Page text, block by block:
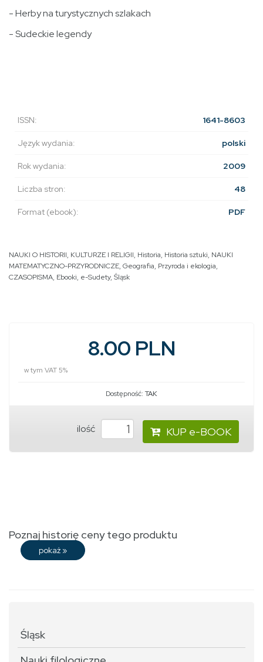
- Herby na turystycznych szlakach
- Sudeckie legendy
ISSN: 1641-8603
Język wydania: polski
Rok wydania: 2009
Liczba stron: 48
Format (ebook): PDF
NAUKI O HISTORII, KULTURZE I RELIGII, Historia, Historia sztuki, NAUKI
MATEMATYCZNO-PRZYRODNICZE, Geografia, Przyroda i ekologia,
CZASOPISMA, Ebooki, e-Sudety, Śląsk
8.00 PLN
w tym VAT 5%
Dostępność: TAK
ilość KUP e-BOOK
Poznaj historię ceny tego produktu
pokaż »
Śląsk